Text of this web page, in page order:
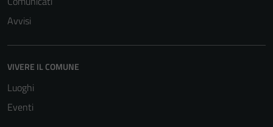
Avvisi
VIVERE IL COMUNE
Luoghi
Eventi